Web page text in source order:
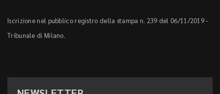
Iscrizione nel pubblico registro della stampa n. 239 del 06/11/2019 -
Tribunale di Milano.